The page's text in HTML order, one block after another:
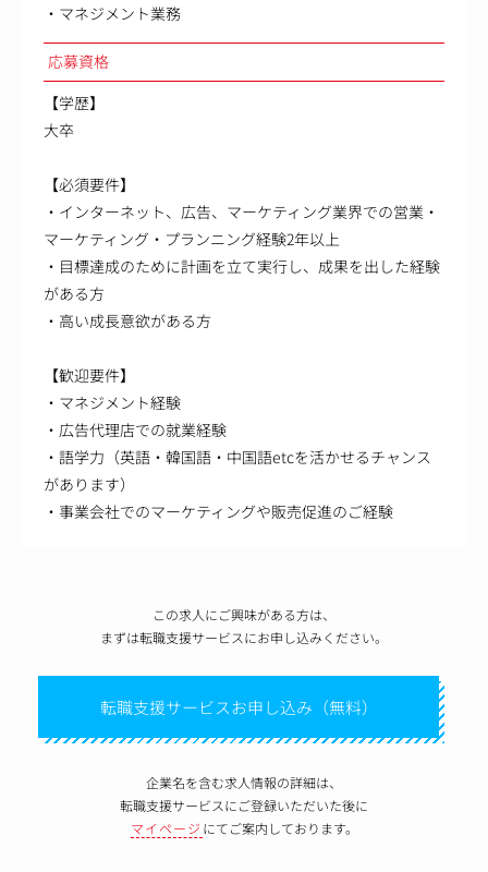
・マネジメント業務
応募資格
【学歴】
大卒
【必須要件】
・インターネット、広告、マーケティング業界での営業・
マーケティング・プランニング経験2年以上
・目標達成のために計画を立て実行し、成果を出した経験
がある方
・高い成長意欲がある方
【歓迎要件】
・マネジメント経験
・広告代理店での就業経験
・語学力（英語・韓国語・中国語etcを活かせるチャンス
があります）
・事業会社でのマーケティングや販売促進のご経験
この求人にご興味がある方は、
まずは転職支援サービスにお申し込みください。
転職支援サービスお申し込み（無料）
企業名を含む求人情報の詳細は、
転職支援サービスにご登録いただいた後に
マイページ にてご案内しております。